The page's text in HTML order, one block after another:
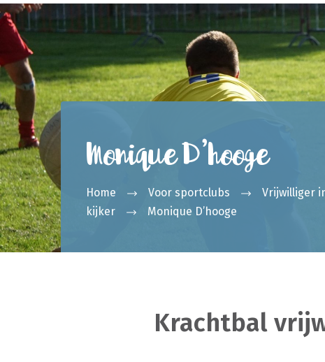
Monique D’hooge
Home Voor sportclubs
Vrijwilliger
kijker
Monique D’hooge
Krachtbal